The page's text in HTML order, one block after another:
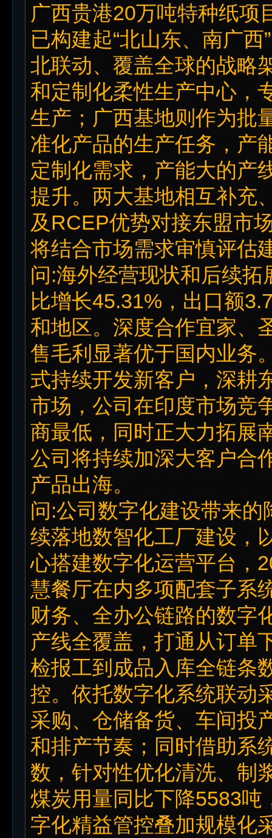
广西贵港20万吨特种纸项
已构建起“北山东、南广
北联动、覆盖全球的战略
和定制化柔性生产中心，
生产；广西基地则作为批
准化产品的生产任务，产
定制化需求，产能大的产
提升。两大基地相互补充
及RCEP优势对接东盟市
将结合市场需求审慎评估
问:海外经营现状和后续
比增长45.31%，出口额
和地区。深度合作宜家、
售毛利显著优于国内业务
式持续开发新客户，深耕
市场，公司在印度市场竞
商最低，同时正大力拓展
公司将持续加深大客户合
产品出海。
问:公司数字化建设带来
续落地数智化工厂建设，
心搭建数字化运营平台，
慧餐厅在内多项配套子系
财务、全办公链路的数字
产线全覆盖，打通从订单
检报工到成品入库全链条
控。依托数字化系统联动
采购、仓储备货、车间投
和排产节奏；同时借助系
数，针对性优化清洗、制
煤炭用量同比下降5583吨
字化精益管控叠加规模化